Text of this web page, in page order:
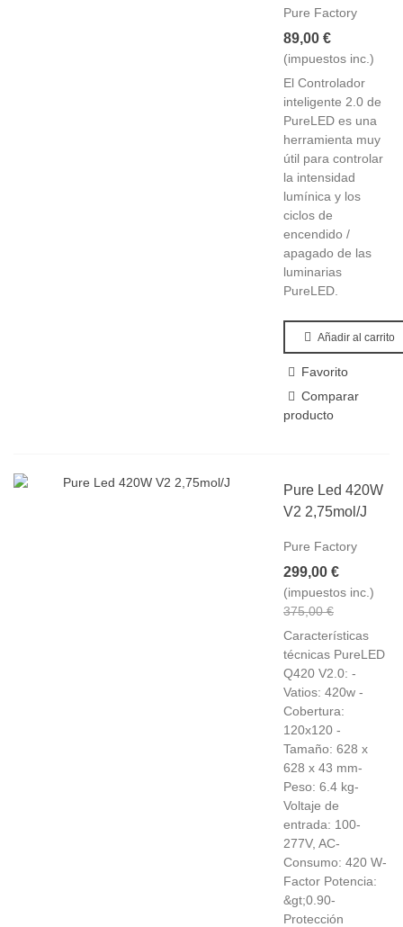
Pure Factory
89,00 €
(impuestos inc.)
El Controlador
inteligente 2.0 de
PureLED es una
herramienta muy
útil para controlar
la intensidad
lumínica y los
ciclos de
encendido /
apagado de las
luminarias
PureLED.
Añadir al carrito
Favorito
Comparar
producto
Pure Led 420W
V2 2,75mol/J
Pure Factory
299,00 €
(impuestos inc.)
375,00 €
Características
técnicas PureLED
Q420 V2.0: -
Vatios: 420w -
Cobertura:
120x120 -
Tamaño: 628 x
628 x 43 mm-
Peso: 6.4 kg-
Voltaje de
entrada: 100-
277V, AC-
Consumo: 420 W-
Factor Potencia:
&gt;0.90-
Protección